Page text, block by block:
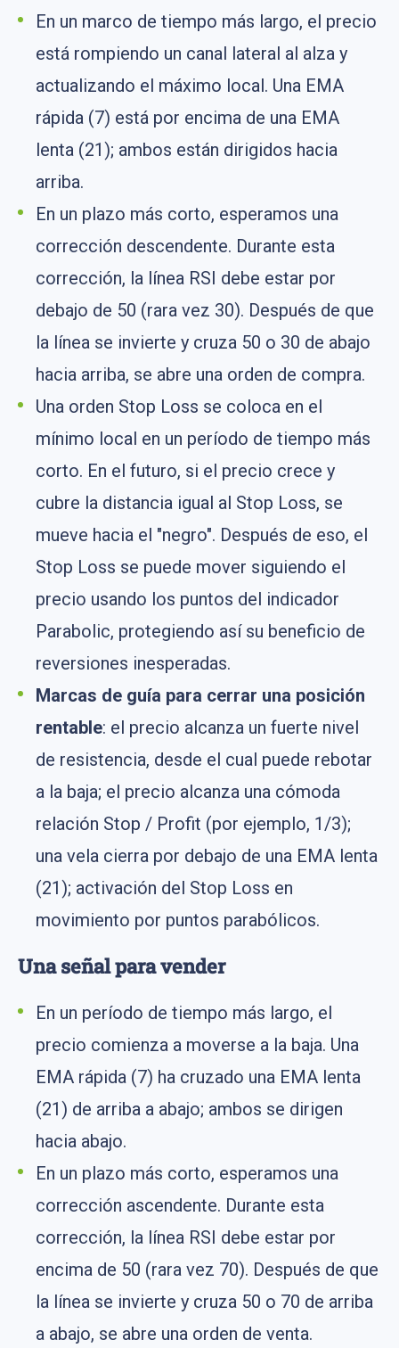
En un marco de tiempo más largo, el precio
está rompiendo un canal lateral al alza y
actualizando el máximo local. Una EMA
rápida (7) está por encima de una EMA
lenta (21); ambos están dirigidos hacia
arriba.
En un plazo más corto, esperamos una
corrección descendente. Durante esta
corrección, la línea RSI debe estar por
debajo de 50 (rara vez 30). Después de que
la línea se invierte y cruza 50 o 30 de abajo
hacia arriba, se abre una orden de compra.
Una orden Stop Loss se coloca en el
mínimo local en un período de tiempo más
corto. En el futuro, si el precio crece y
cubre la distancia igual al Stop Loss, se
mueve hacia el "negro". Después de eso, el
Stop Loss se puede mover siguiendo el
precio usando los puntos del indicador
Parabolic, protegiendo así su beneficio de
reversiones inesperadas.
Marcas de guía para cerrar una posición
rentable: el precio alcanza un fuerte nivel
de resistencia, desde el cual puede rebotar
a la baja; el precio alcanza una cómoda
relación Stop / Profit (por ejemplo, 1/3);
una vela cierra por debajo de una EMA lenta
(21); activación del Stop Loss en
movimiento por puntos parabólicos.
Una señal para vender
En un período de tiempo más largo, el
precio comienza a moverse a la baja. Una
EMA rápida (7) ha cruzado una EMA lenta
(21) de arriba a abajo; ambos se dirigen
hacia abajo.
En un plazo más corto, esperamos una
corrección ascendente. Durante esta
corrección, la línea RSI debe estar por
encima de 50 (rara vez 70). Después de que
la línea se invierte y cruza 50 o 70 de arriba
a abajo, se abre una orden de venta.